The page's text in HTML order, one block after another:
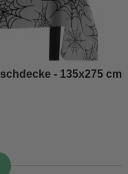
- 135x275 cm